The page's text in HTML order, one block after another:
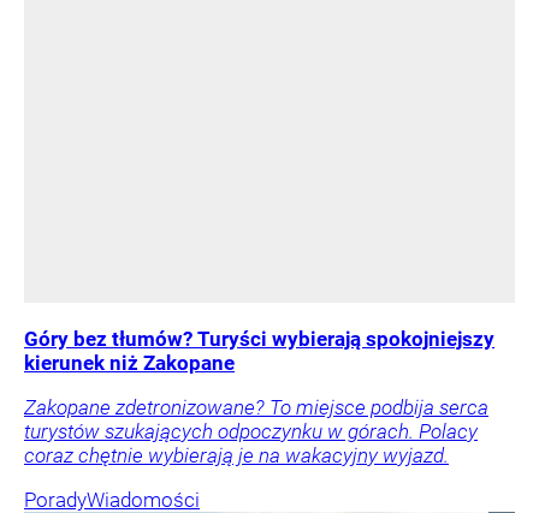
Góry bez tłumów? Turyści wybierają spokojniejszy
kierunek niż Zakopane
Zakopane zdetronizowane? To miejsce podbija serca
turystów szukających odpoczynku w górach. Polacy
coraz chętnie wybierają je na wakacyjny wyjazd.
PoradyWiadomości